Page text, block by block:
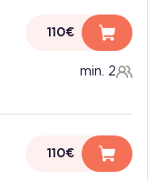
110€
min. 2
110€